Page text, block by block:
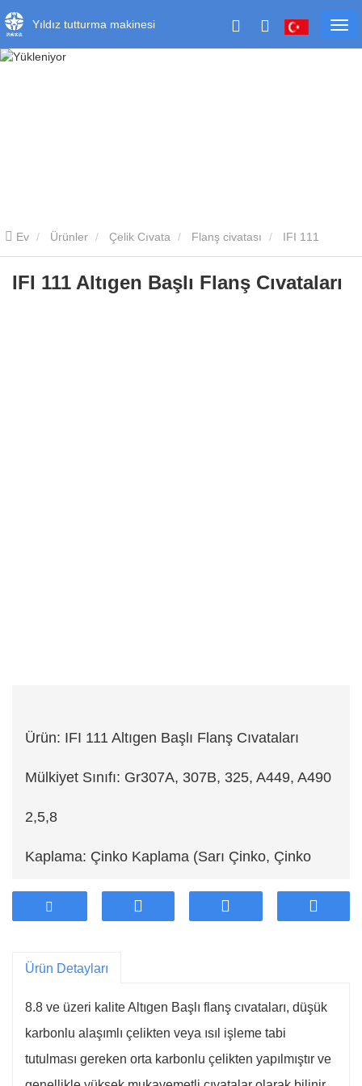
Yıldız tutturma makinesi
Ev Ürünler Çelik Cıvata Flanş civatası
Altıgen Başlı Flanş Cıvataları
IFI 111 Altıgen Başlı Flanş Cıvataları
Ürün: IFI 111 Altıgen Başlı Flanş Cıvataları
Mülkiyet Sınıfı: Gr307A, 307B, 325, A449, A490
2,5,8
Kaplama: Çinko Kaplama (Sarı Çinko, Çinko
Mavi, Durulama Rengi), Siyah, Fosfat ve Yağ,
Dacromet, Geomet
Malzeme:Çelik
İhracat ülkesi: ABD, Japonya, Avustralya,
Ürün Detayları
8.8 ve üzeri kalite Altıgen Başlı flanş cıvataları, düşük
karbonlu alaşımlı çelikten veya ısıl işleme tabi
tutulması gereken orta karbonlu çelikten yapılmıştır ve